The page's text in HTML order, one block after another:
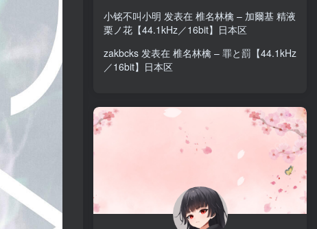
小铭不叫小明 发表在 椎名林檎 – 加爾基 精液
栗ノ花【44.1kHz／16bit】日本区
zakbcks 发表在 椎名林檎 – 罪と罰【44.1kHz
／16bit】日本区